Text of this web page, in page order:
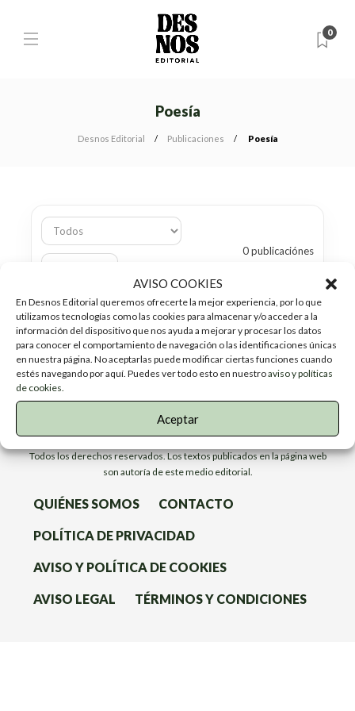
AVISO COOKIES
En Desnos Editorial queremos ofrecerte la mejor experiencia, por lo que
utilizamos tecnologías como las cookies para almacenar y/o acceder a la
información del dispositivo que nos ayuda a mejorar y procesar los datos
para conocer el comportamiento de navegación o las identificaciones únicas
en nuestra página. No aceptarlas puede modificar ciertas funciones cuando
estés navegando por aquí. Puedes ver todo esto en nuestroaviso y políticas
de cookies.
Aceptar
0
Poesía
Desnos Editorial Publicaciones Poesía
0 publicaciónes
No hay resultados con ese filtro.
Todos los derechos reservados. Los textos publicados en la página web
son autoría de este medio editorial.
QUIÉNES SOMOS CONTACTO
POLÍTICA DE PRIVACIDAD
AVISO Y POLÍTICA DE COOKIES
AVISO LEGAL TÉRMINOS Y CONDICIONES